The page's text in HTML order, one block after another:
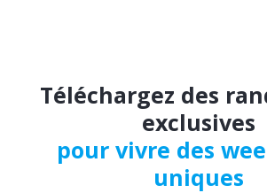
Téléchargez des
exclusives
pour vivre des
uniques